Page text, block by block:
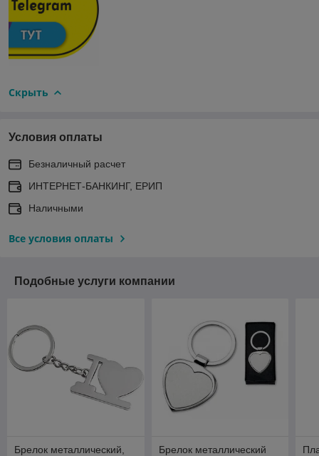
Скрыть
Условия оплаты
Безналичный расчет
ИНТЕРНЕТ-БАНКИНГ, ЕРИП
Наличными
Все условия оплаты
Подобные услуги компании
Брелок металлический,
Брелок металлический